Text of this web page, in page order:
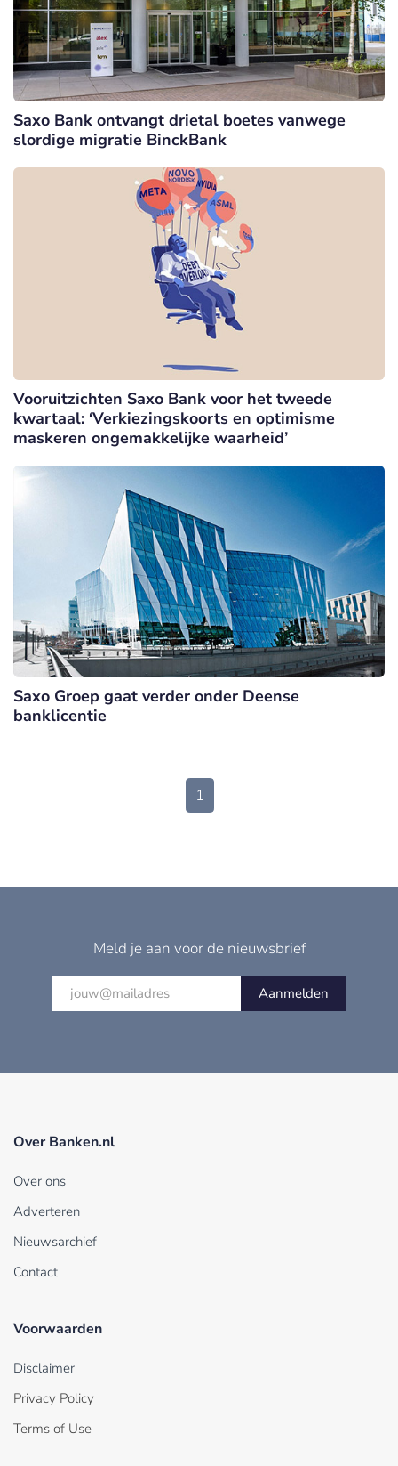
Saxo Bank ontvangt drietal boetes vanwege
slordige migratie BinckBank
Vooruitzichten Saxo Bank voor het tweede
kwartaal: ‘Verkiezingskoorts en optimisme
maskeren ongemakkelijke waarheid’
Saxo Groep gaat verder onder Deense
banklicentie
1
Meld je aan voor de nieuwsbrief
Aanmelden
Over Banken.nl
Over ons
Adverteren
Nieuwsarchief
Contact
Voorwaarden
Disclaimer
Privacy Policy
Terms of Use